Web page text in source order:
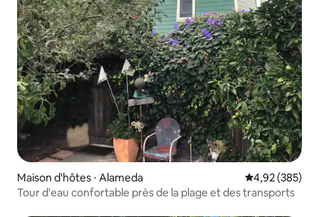
Maison d'hôtes ⋅ Alameda Évaluation
4,92 (385)
Tour d'eau confortable près de la plage et des transports